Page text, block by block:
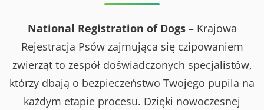
National Registration of Dogs– Krajowa
Rejestracja Psów zajmująca się czipowaniem
zwierząt to zespół doświadczonych specjalistów,
którzy dbają o bezpieczeństwo Twojego pupila na
każdym etapie procesu. Dzięki nowoczesnej